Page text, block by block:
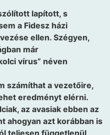
lapított, s
a Fidesz házi
ellen. Szégyen,
már
vírus” néven
számíthat a vezetőire,
eredményt elérni.
az avasiak ebben az
ahogyan azt korábban is